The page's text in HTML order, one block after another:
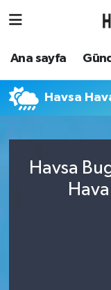
Ana sayfa
Havsa
Havsa
Ana sayfa
Sağlık
Eskişehir
Eskişehir
Süper Lig